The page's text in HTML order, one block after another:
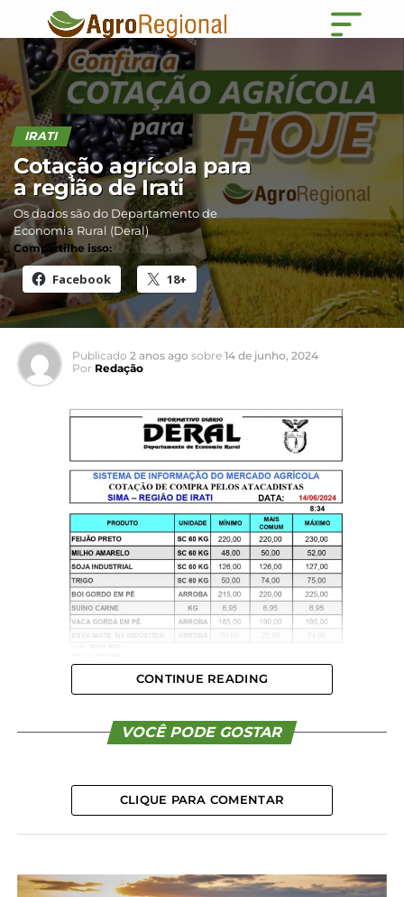
IRATI
Cotação agrícola para
a região de Irati
Os dados são do Departamento de
Economia Rural (Deral)
Compartilhe isso:
Facebook 18+
Publicado 2 anos ago sobre 14 de junho, 2024
Por Redação
CONTINUE READING
VOCÊ PODE GOSTAR
CLIQUE PARA COMENTAR